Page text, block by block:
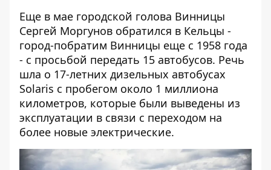
Еще в мае городской голова Винницы
Сергей Моргунов обратился в Кельцы -
город-побратим Винницы еще с 1958 года
- с просьбой передать 15 автобусов. Речь
шла о 17-летних дизельных автобусах
Solaris с пробегом около 1 миллиона
километров, которые были выведены из
эксплуатации в связи с переходом на
более новые электрические.